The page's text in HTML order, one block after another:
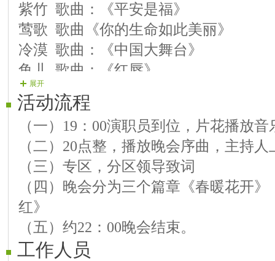
紫竹 歌曲：《平安是福》
莺歌 歌曲《你的生命如此美丽》
冷漠 歌曲：《中国大舞台》
鱼儿 歌曲：《红唇》
楓韵 歌曲《故乡的云》
惜缘 歌曲：《一首想家的歌》
瓶子 歌曲：《春风十万里》
第二篇章 《鸟语花香》
贪玩 歌曲：《你是风来我是雨》
小路 歌曲：《爱在天地间》
格桑花 葫芦丝独奏：《草原美》
星光 歌曲：《思念再苦也说甜》
展开
活动流程
（一）19：00演职员到位，片花播放
（二）20点整，播放晚会序曲，主持
（三）专区，分区领导致词
（四）晚会分为三个篇章《春暖花开
红》
（五）约22：00晚会结束。
工作人员